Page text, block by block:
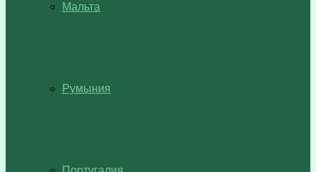
Мальта
Румыния